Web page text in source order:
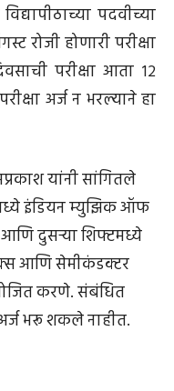
पदवीच्या
रोजी होणारी परीक्षा
परीक्षा आता १२
अर्ज न भरल्याने हा
यांनी सांगितले
इंडियन म्युझिक ऑफ
दुसऱ्या शिफ्टमध्ये
आणि सेमीकंडक्टर
करणे. संबंधित
अर्ज भरू शकले नाहीत.